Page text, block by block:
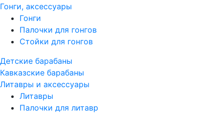
Гонги, аксессуары
Гонги
Палочки для гонгов
Стойки для гонгов
Детские барабаны
Кавказские барабаны
Литавры и аксессуары
Литавры
Палочки для литавр